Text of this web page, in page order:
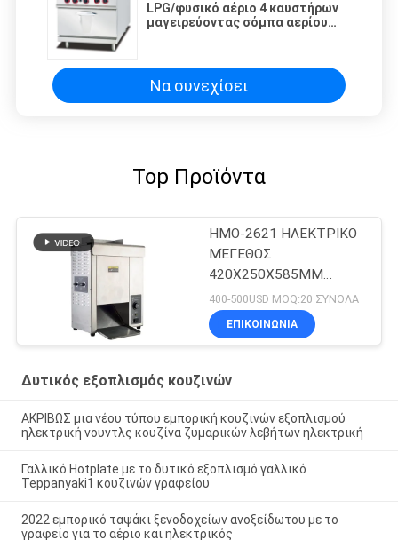
LPG/φυσικό αέριο 4 καυστήρων
μαγειρεύοντας σόμπα αερίου
Να συνεχίσει
Top Προϊόντα
ΗΜΟ-2621 ΗΛΕΚΤΡΙΚΟ
ΜΈΓΕΘΟΣ
420X250X585MM
ΦΡΥΓΑΝΙΕΡΩΝ
ΚΟΥΛΟΥΡΙΩΝ ΤΥΠΩΝ
ΑΛΥΣΙΔΩΝ
400-500USD MOQ:20 ΣΥΝΟΛΑ
ΕΠΙΚΟΙΝΩΝΊΑ
Δυτικός εξοπλισμός κουζινών
ΑΚΡΙΒΩΣ μια νέου τύπου εμπορική κουζινών εξοπλισμού
ηλεκτρική νουντλς κουζίνα ζυμαρικών λεβήτων ηλεκτρική
Γαλλικό Hotplate με το δυτικό εξοπλισμό γαλλικό
Teppanyaki1 κουζινών γραφείου
2022 εμπορικό ταψάκι ξενοδοχείων ανοξείδωτου με το
γραφείο για το αέριο και ηλεκτρικός